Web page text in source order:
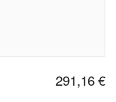
291,16 €